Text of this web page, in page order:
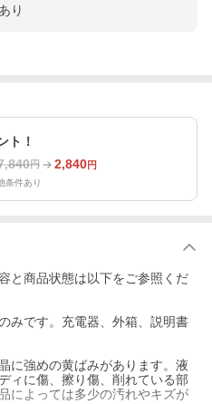
り
ト！
円 2,840円
条件あり
と商品状態は以下をご参照くだ
みです。充電器、外箱、説明書
に強めの黄ばみがあります。液
ィに傷、擦り傷、削れている部
によっては多少の汚れやキズが